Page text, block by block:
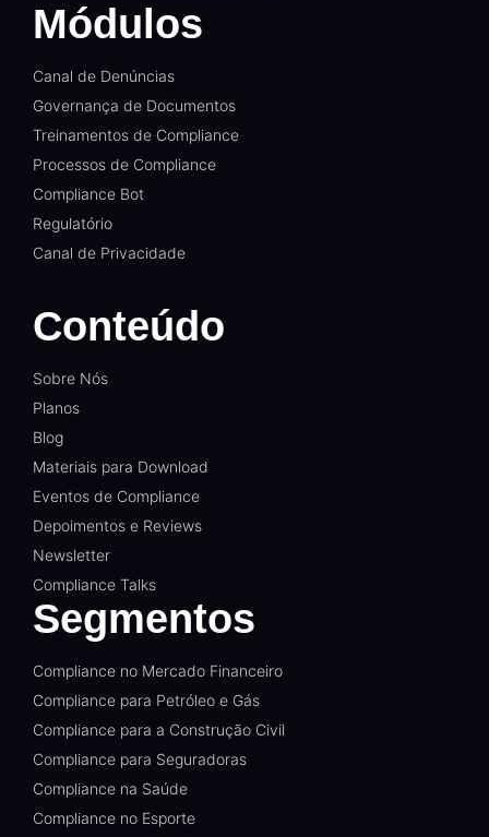
Módulos
Canal de Denúncias
Governança de Documentos
Treinamentos de Compliance
Processos de Compliance
Compliance Bot
Regulatório
Canal de Privacidade
Conteúdo
Sobre Nós
Planos
Blog
Materiais para Download
Eventos de Compliance
Depoimentos e Reviews
Newsletter
Compliance Talks
Segmentos
Compliance no Mercado Financeiro
Compliance para Petróleo e Gás
Compliance para a Construção Civil
Compliance para Seguradoras
Compliance na Saúde
Compliance no Esporte